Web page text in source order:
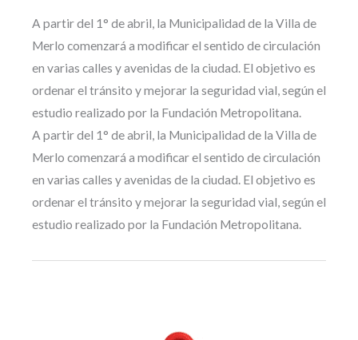
A partir del 1° de abril, la Municipalidad de la Villa de
Merlo comenzará a modificar el sentido de circulación
en varias calles y avenidas de la ciudad. El objetivo es
ordenar el tránsito y mejorar la seguridad vial, según el
estudio realizado por la Fundación Metropolitana.
A partir del 1° de abril, la Municipalidad de la Villa de
Merlo comenzará a modificar el sentido de circulación
en varias calles y avenidas de la ciudad. El objetivo es
ordenar el tránsito y mejorar la seguridad vial, según el
estudio realizado por la Fundación Metropolitana.